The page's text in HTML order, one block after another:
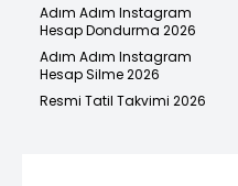
Adım Adım Instagram
Hesap Dondurma 2026
Adım Adım Instagram
Hesap Silme 2026
Resmi Tatil Takvimi 2026